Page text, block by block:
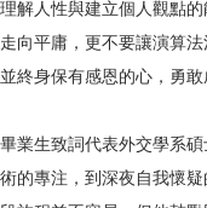
理解人性與建立個人觀點
走向平庸，更不要讓演算
並終身保有感恩的心，勇敢
畢業生致詞代表外交學系
術的專注，到深夜自我懷